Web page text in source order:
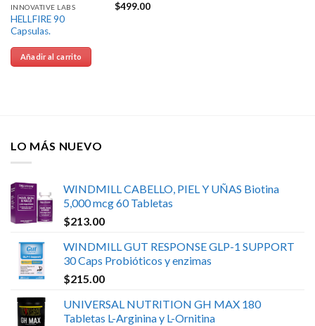
INNOVATIVE LABS
HELLFIRE 90
Capsulas.
$499.00
Añadir al carrito
LO MÁS NUEVO
WINDMILL CABELLO, PIEL Y UÑAS Biotina
5,000 mcg 60 Tabletas
$213.00
WINDMILL GUT RESPONSE GLP-1 SUPPORT
30 Caps Probióticos y enzimas
$215.00
UNIVERSAL NUTRITION GH MAX 180
Tabletas L-Arginina y L-Ornitina